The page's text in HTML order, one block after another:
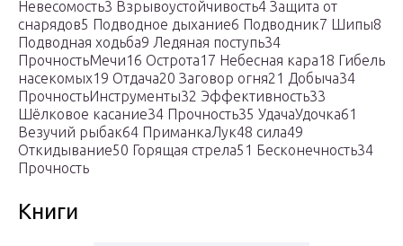
Невесомость3 Взрывоустойчивость4 Защита от
снарядов5 Подводное дыхание6 Подводник7 Шипы8
Подводная ходьба9 Ледяная поступь34
ПрочностьМечи16 Острота17 Небесная кара18 Гибель
насекомых19 Отдача20 Заговор огня21 Добыча34
ПрочностьИнструменты32 Эффективность33
Шёлковое касание34 Прочность35 УдачаУдочка61
Везучий рыбак64 ПриманкаЛук48 сила49
Откидывание50 Горящая стрела51 Бесконечность34
Прочность
Книги